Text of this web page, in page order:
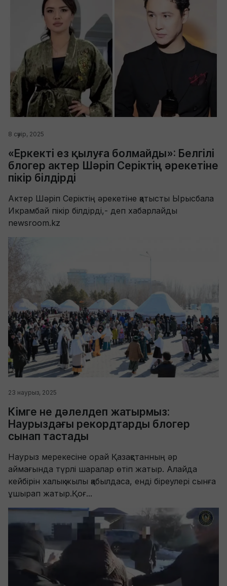
8 сәуір, 2025
«Еркекті ез қылуға болмайды»: Белгілі
блогер актер Шәріп Серіктің әрекетіне
пікір білдірді
Актер Шәріп Серіктің әрекетіне қатысты Ырысбала
Икрамбай пікір білдірді,- деп хабарлайды
newsroom.kz
23 наурыз, 2025
Кімге не дәлелдеп жатырмыз:
Наурыздағы рекордтарды блогер
сынап тастады
Наурыз мерекесіне орай Қазақстанның әр
аймағында түрлі шаралар өтіп жатыр. Алайда
кейбірін халық жылы қабылдаса, енді біреулері сынға
ұшырап жатыр.Қоғ...